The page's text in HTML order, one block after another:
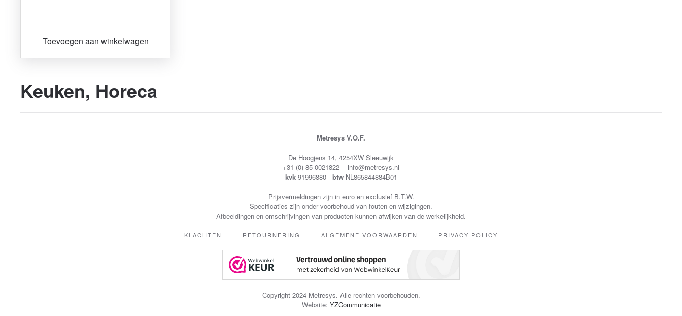
Toevoegen aan winkelwagen
Keuken, Horeca
Metresys V.O.F.
De Hoogjens 14, 4254XW Sleeuwijk
+31 (0) 85 0021822 info@metresys.nl
kvk 91996880 btw NL865844884B01
Prijsvermeldingen zijn in euro en exclusief B.T.W.
Specificaties zijn onder voorbehoud van fouten en wijzigingen.
Afbeeldingen en omschrijvingen van producten kunnen afwijken van de werkelijkheid.
KLACHTEN RETOURNERING ALGEMENE VOORWAARDEN PRIVACY POLICY
Copyright 2024 Metresys. Alle rechten voorbehouden.
Website: YZCommunicatie